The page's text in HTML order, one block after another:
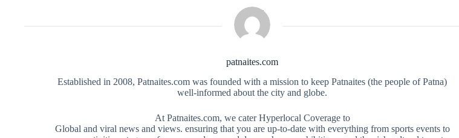
patnaites.com
Established in 2008, Patnaites.com was founded with a mission to keep Patnaites (the people of Patna)
well-informed about the city and globe.
At Patnaites.com, we cater Hyperlocal Coverage to
Global and viral news and views. ensuring that you are up-to-date with everything from sports events to